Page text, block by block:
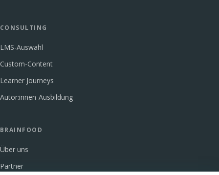
CONSULTING
LMS-Auswahl
Custom-Content
Learner Journeys
Autor:innen-Ausbildung
BRAINFOOD
Über uns
Partner